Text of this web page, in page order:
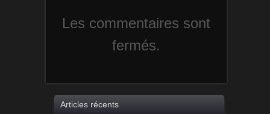
Les commentaires sont
fermés.
Articles récents